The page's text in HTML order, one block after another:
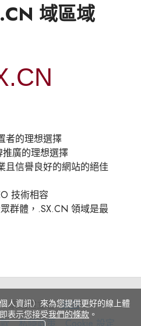
域區域
者的理想選擇
廣的理想選擇
且信譽良好的網站的絕佳
技術相容
群體，.SX.CN 領域是最
網站建立者.美国.
私
私隱政策 Cookie
Cookie 設定
人資訊）來為您提供更好的線上體
表示您接受我們的條款 。